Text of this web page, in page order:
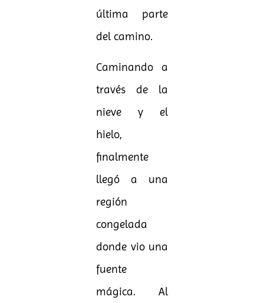
última parte
del camino.
Caminando a
través de la
nieve y el
hielo,
finalmente
llegó a una
región
congelada
donde vio una
fuente
mágica. Al